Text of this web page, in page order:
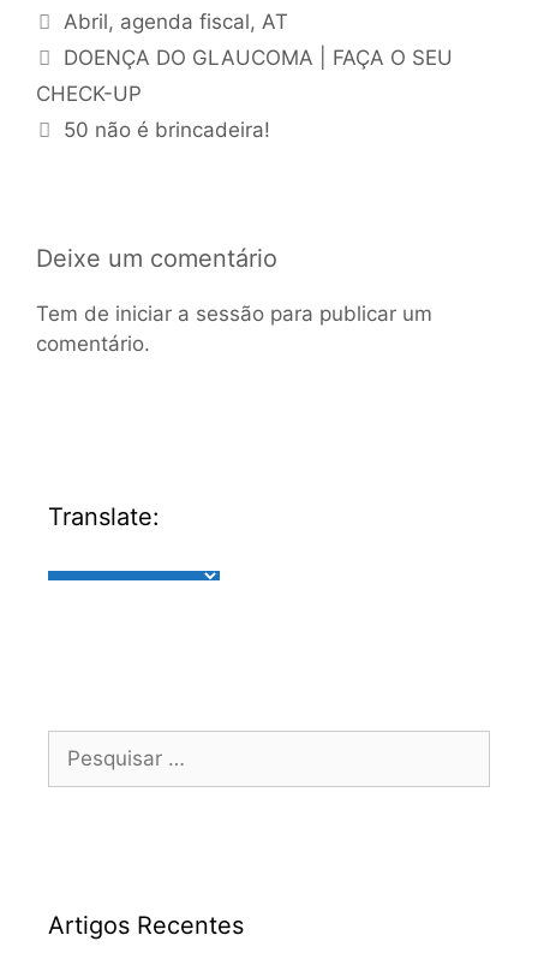
Abril, agenda fiscal,AT
DOENÇA DO GLAUCOMA | FAÇA O SEU
CHECK-UP
50 não é brincadeira!
Deixe um comentário
Tem de iniciar a sessão para publicar um
comentário.
Translate:
Artigos Recentes